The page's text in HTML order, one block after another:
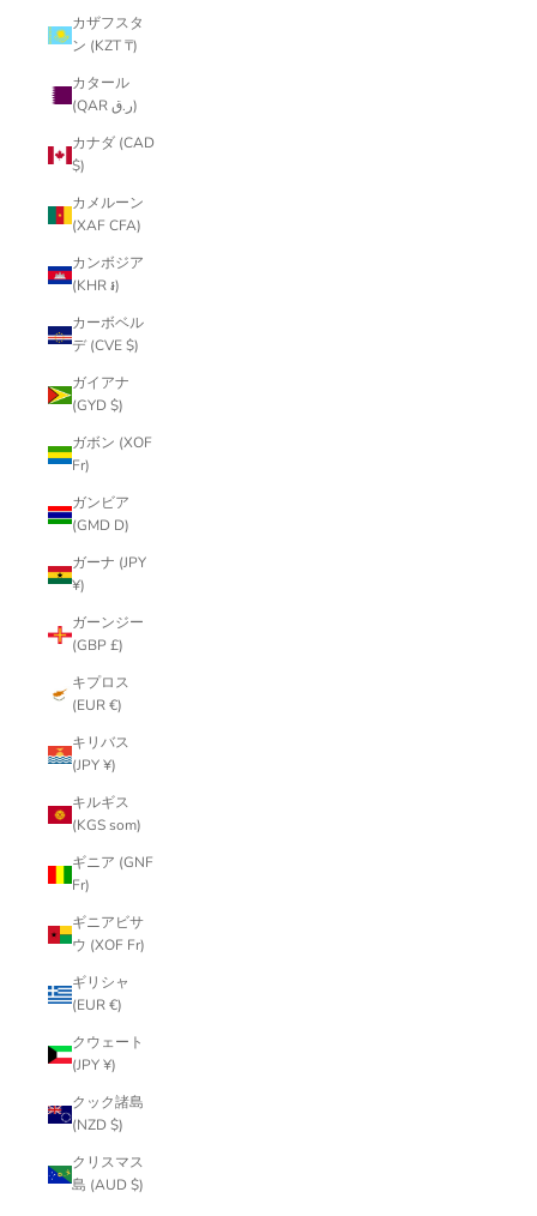
カザフスタ
ン (KZT ₸)
カタール
(QAR ر.ق)
カナダ (CAD
$)
カメルーン
(XAF CFA)
カンボジア
(KHR ៛)
カーボベル
デ (CVE $)
ガイアナ
(GYD $)
ガボン (XOF
Fr)
ガンビア
(GMD D)
ガーナ (JPY
¥)
ガーンジー
(GBP £)
キプロス
(EUR €)
キリバス
(JPY ¥)
キルギス
(KGS som)
ギニア (GNF
Fr)
ギニアビサ
ウ (XOF Fr)
ギリシャ
(EUR €)
クウェート
(JPY ¥)
クック諸島
(NZD $)
クリスマス
島 (AUD $)